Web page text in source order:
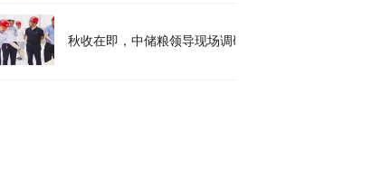
秋收在即，中储粮领导现场调研维维股份进口调节储备玉